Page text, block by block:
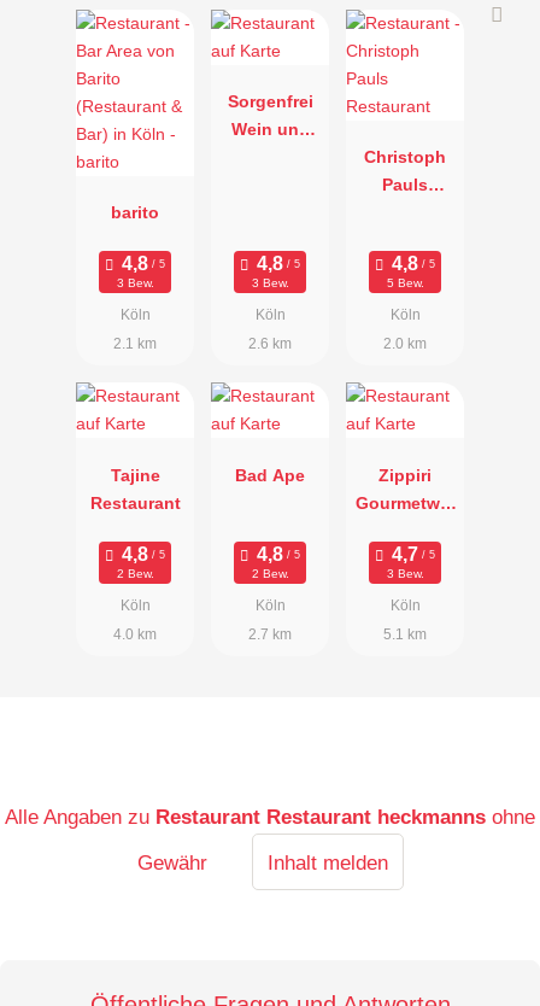
barito
3 Bew.
Köln
2.1 km
Sorgenfrei
Wein und
3 Bew.
Köln
2.6 km
Christoph
Pauls
5 Bew.
Köln
2.0 km
Tajine
Restaurant
2 Bew.
Köln
4.0 km
Bad Ape
2 Bew.
Köln
2.7 km
Zippiri
Gourmetwer
3 Bew.
Köln
5.1 km
Alle Angaben zu Restaurant Restaurant heckmanns ohne
Gewähr
Inhalt melden